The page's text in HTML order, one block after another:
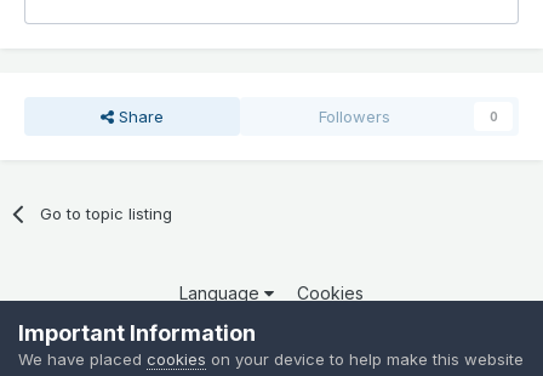
Share Followers 0
Go to topic listing
Language Cookies
Copyright 2025 por QCOM. Todos os direitos reservados.
Powered by Invision Community
Important Information
We have placed cookies on your device to help make this website